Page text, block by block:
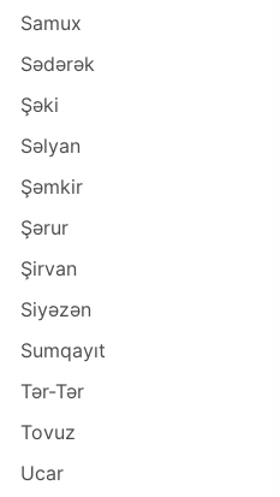
Samux
Sədərək
Şəki
Səlyan
Şəmkir
Şərur
Şirvan
Siyəzən
Sumqayıt
Tər-Tər
Tovuz
Ucar